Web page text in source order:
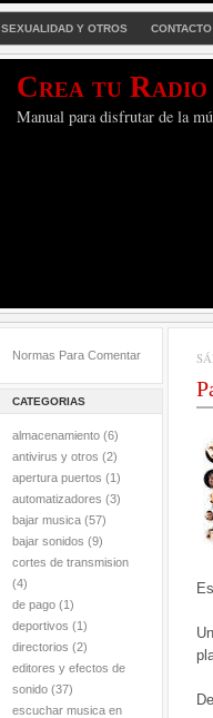
SEXUALIDAD Y OTROS
Crea tu
Manual para disfrutar de la
Normas Para Comentar
CATEGORIAS
almacenamiento (6)
antivirus y otros (2)
apertura puertos (1)
automatizadores (3)
bajar musica (57)
bajar sonidos (9)
cortes de transmision
(4)
de pago (1)
deportivos (1)
directorios (2)
editores y efectos de
sonido (37)
escuchar musica en